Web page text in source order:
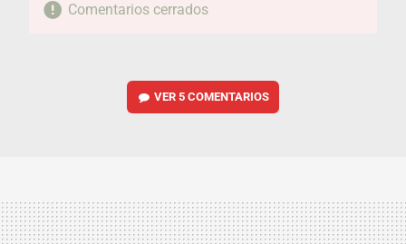
Comentarios cerrados
VER5 COMENTARIOS